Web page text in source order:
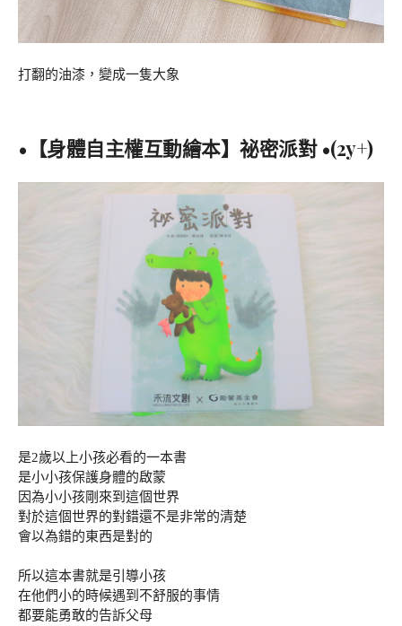
打翻的油漆，變成一隻大象
•【身體自主權互動繪本】祕密派對 •(2y+)
是2歲以上小孩必看的一本書
是小小孩保護身體的啟蒙
因為小小孩剛來到這個世界
對於這個世界的對錯還不是非常的清楚
會以為錯的東西是對的
所以這本書就是引導小孩
在他們小的時候遇到不舒服的事情
都要能勇敢的告訴父母